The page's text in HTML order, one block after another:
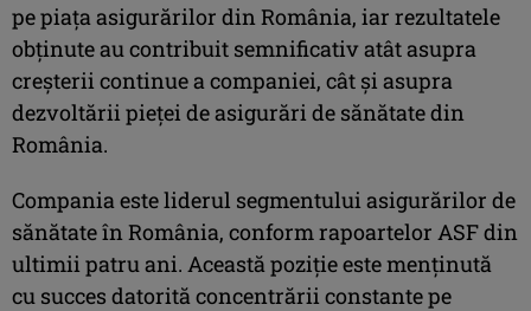
pe piața asigurărilor din România, iar rezultatele
obținute au contribuit semnificativ atât asupra
creșterii continue a companiei, cât și asupra
dezvoltării pieței de asigurări de sănătate din
România.
Compania este liderul segmentului asigurărilor de
sănătate în România, conform rapoartelor ASF din
ultimii patru ani. Această poziție este menținută
cu succes datorită concentrării constante pe